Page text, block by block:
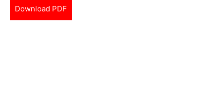
Download PDF